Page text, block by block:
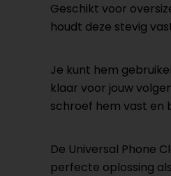
Geschikt voor
houdt deze stevig
Je kunt hem
klaar voor jouw
schroef hem vast en
De Universal Phone
perfecte oplossing